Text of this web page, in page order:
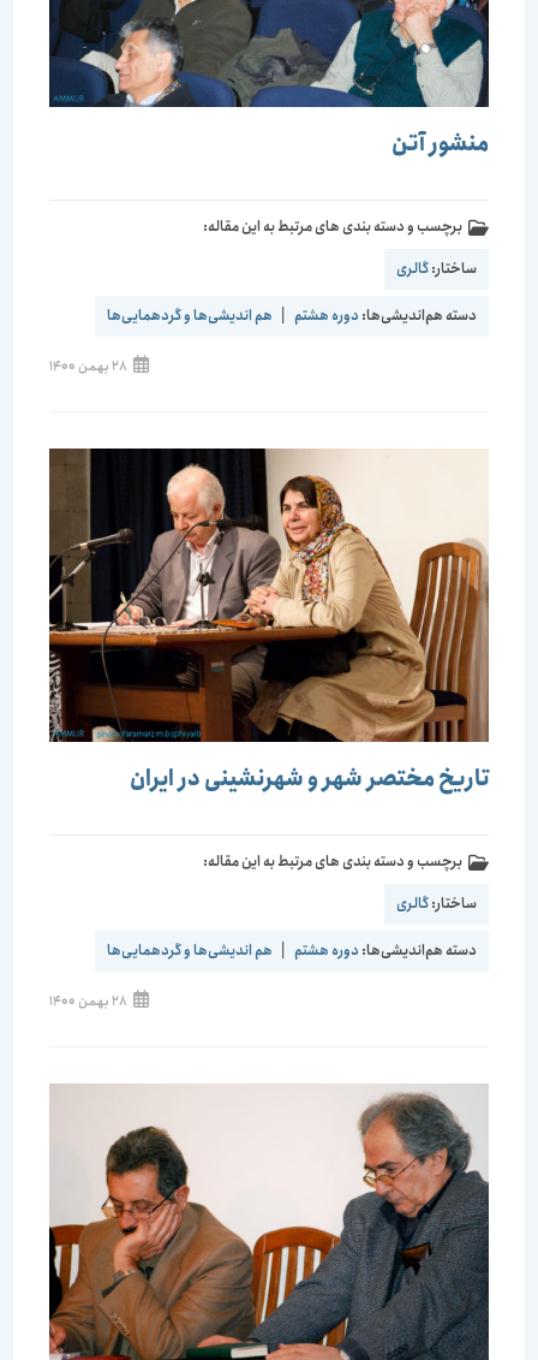
منشور آتن
برچسب و دسته بندی های مرتبط به این مقاله:
ساختار:گالری
دسته هم‌اندیشی‌ها:دوره هشتم | هم اندیشی‌ها و گردهمایی‌ها
28 بهمن 1400
تاریخ مختصر شهر و شهرنشینی در ایران
برچسب و دسته بندی های مرتبط به این مقاله:
ساختار:گالری
دسته هم‌اندیشی‌ها:دوره هشتم | هم اندیشی‌ها و گردهمایی‌ها
28 بهمن 1400